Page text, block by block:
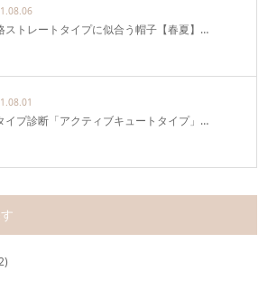
ストレートタイプに似合う帽子【春夏】…
イプ診断「アクティブキュートタイプ」…